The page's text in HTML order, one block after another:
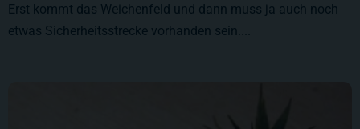
Erst kommt das Weichenfeld und dann muss ja auch noch
etwas Sicherheitsstrecke vorhanden sein....